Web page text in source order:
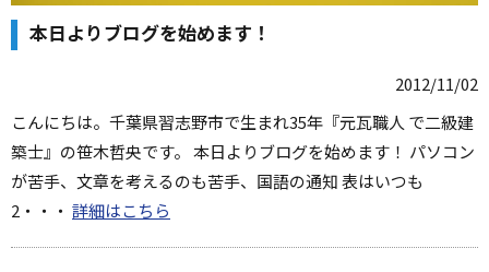
本日よりブログを始めます！
2012/11/02
こんにちは。千葉県習志野市で生まれ35年『元瓦職人 で二級建
築士』の笹木哲央です。 本日よりブログを始めます！ パソコン
が苦手、文章を考えるのも苦手、国語の通知 表はいつも
2・・・ 詳細はこちら